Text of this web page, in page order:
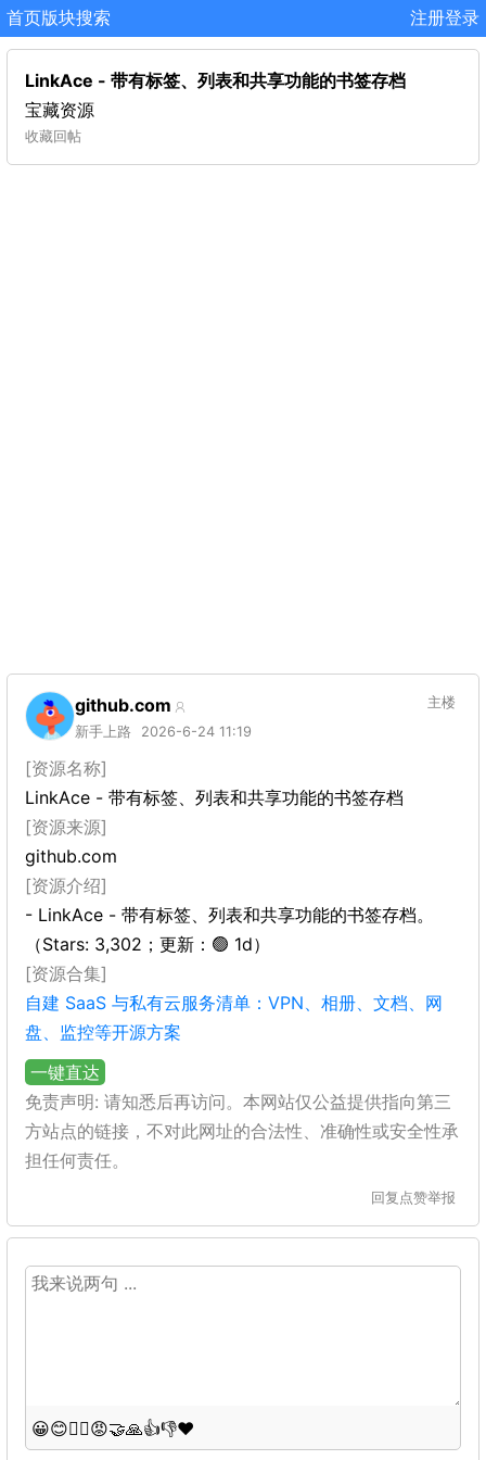
首页版块搜索 注册登录
LinkAce - 带有标签、列表和共享功能的书签存档
宝藏资源
收藏回帖
github.com
新手上路 2026-6-24 11:19
主楼
[资源名称]
LinkAce - 带有标签、列表和共享功能的书签存档
[资源来源]
github.com
[资源介绍]
- LinkAce - 带有标签、列表和共享功能的书签存档。
（Stars: 3,302；更新：🟢 1d）
[资源合集]
自建 SaaS 与私有云服务清单：VPN、相册、文档、网
盘、监控等开源方案
一键直达
免责声明: 请知悉后再访问。本网站仅公益提供指向第三
方站点的链接，不对此网址的合法性、准确性或安全性承
担任何责任。
回复 点赞举报
😀😊😵‍💫😡🤝🙏👍👎❤️